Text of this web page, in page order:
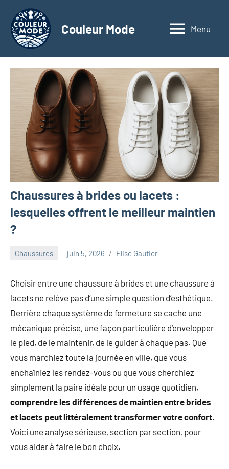
contenu
Couleur Mode
Explorez
monde
textiles
d'affaires
travers
nos
articles
dédiés
aux
matériaux
innovants,
l'entrepreneuriat,
ciblé,
recyclage
l'industrie
et
aux
événements
clés.
pour
des
insights
précieux
la
Menu
Chaussures à brides ou lacets :
lesquelles offrent le meilleur maintien
?
Chaussures juin 5, 2026 Elise Gautier
Choisir entre une chaussure à brides et une chaussure à
lacets ne relève pas d’une simple question d’esthétique.
Derrière chaque système de fermeture se cache une
mécanique précise, une façon particulière d’envelopper
le pied, de le maintenir, de le guider à chaque pas. Que
vous marchiez toute la journée en ville, que vous
enchaîniez les rendez-vous ou que vous cherchiez
simplement la paire idéale pour un usage quotidien,
comprendre les différences de maintien entre brides
et lacets peut littéralement transformer votre confort.
Voici une analyse sérieuse, section par section, pour
vous aider à faire le bon choix.